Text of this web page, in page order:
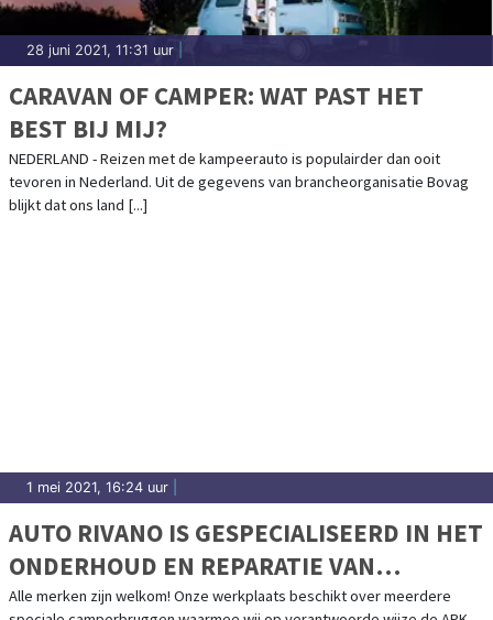
28 juni 2021, 11:31 uur
CARAVAN OF CAMPER: WAT PAST HET
BEST BIJ MIJ?
NEDERLAND - Reizen met de kampeerauto is populairder dan ooit
tevoren in Nederland. Uit de gegevens van brancheorganisatie Bovag
blijkt dat ons land [...]
1 mei 2021, 16:24 uur
AUTO RIVANO IS GESPECIALISEERD IN HET
ONDERHOUD EN REPARATIE VAN
CAMPERS
Alle merken zijn welkom! Onze werkplaats beschikt over meerdere